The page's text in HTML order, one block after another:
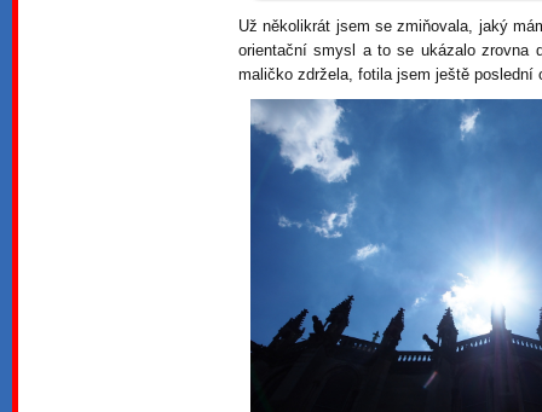
Už několikrát jsem se zmiňovala, jaký
orientační smysl a to se ukázalo zrovna
maličko zdržela, fotila jsem ještě poslední